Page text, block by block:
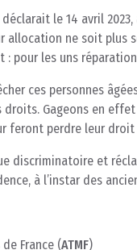
le 14 avril
allocation ne soit plus
les uns
ces personnes
droits. Gageons en
feront perdre leur droit
discriminatoire et
à l’instar des
France (ATMF)